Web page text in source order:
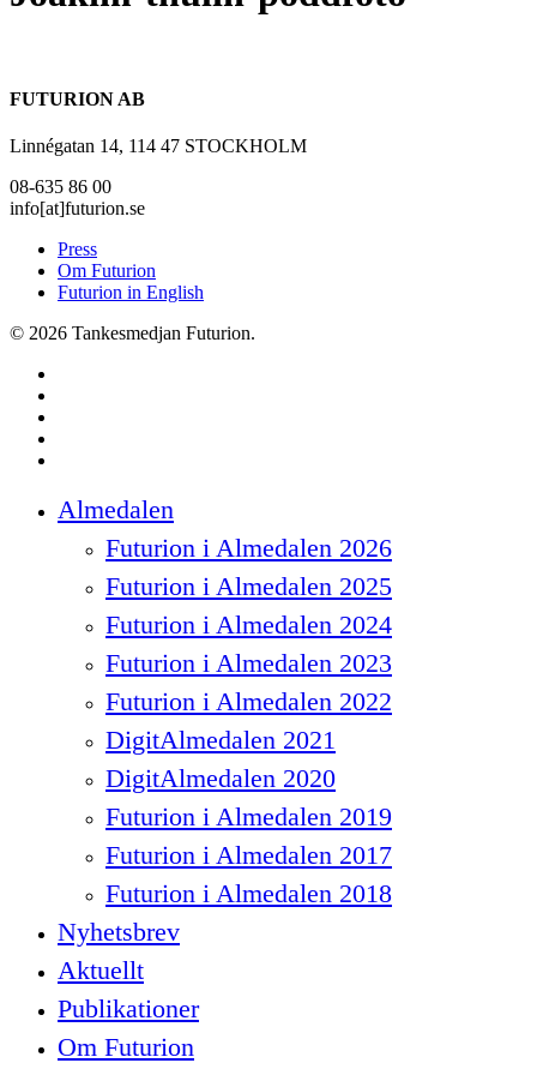
FUTURION AB
Linnégatan 14, 114 47 STOCKHOLM
08-635 86 00
info[at]futurion.se
Press
Om Futurion
Futurion in English
© 2026 Tankesmedjan Futurion.
Menu
Almedalen
Futurion i Almedalen 2026
Futurion i Almedalen 2025
Futurion i Almedalen 2024
Futurion i Almedalen 2023
Futurion i Almedalen 2022
DigitAlmedalen 2021
DigitAlmedalen 2020
Futurion i Almedalen 2019
Futurion i Almedalen 2017
Futurion i Almedalen 2018
Nyhetsbrev
Aktuellt
Publikationer
Om Futurion